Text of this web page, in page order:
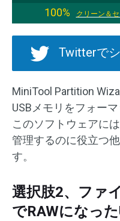
100%
クリーン＆
Twitterで
MiniTool Partition
USBメモリをフォー
このソフトウェアに
管理するのに役立つ
す。
選択肢2、ファ
でRAWになっ